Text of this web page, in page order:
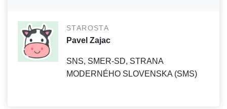
STAROSTA
Pavel Zajac
SNS, SMER-SD, STRANA
MODERNÉHO SLOVENSKA (SMS)